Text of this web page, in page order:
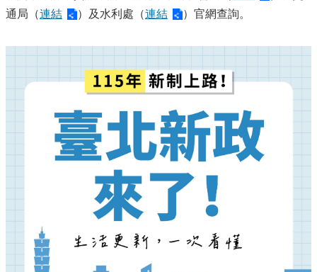
通局（連結 ）及水利處（連結 ）官網查詢。